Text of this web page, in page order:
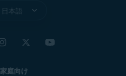
日本語
家庭向け